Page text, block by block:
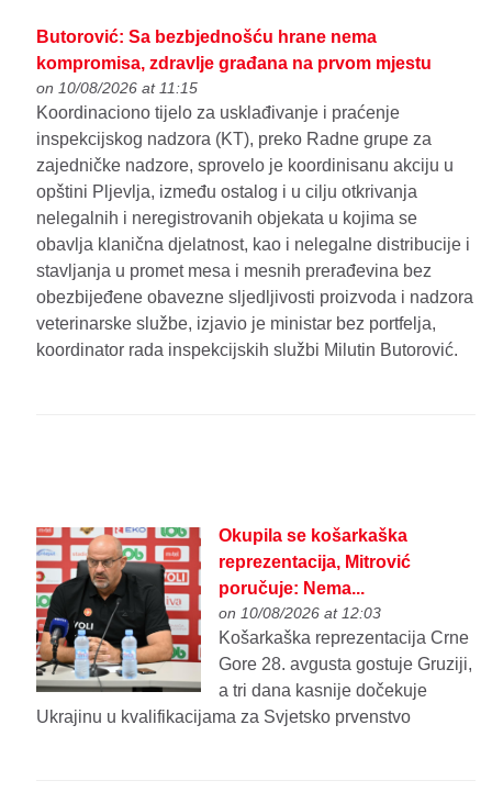
Butorović: Sa bezbjednošću hrane nema
kompromisa, zdravlje građana na prvom mjestu
on 10/08/2026 at 11:15
Koordinaciono tijelo za usklađivanje i praćenje
inspekcijskog nadzora (KT), preko Radne grupe za
zajedničke nadzore, sprovelo je koordinisanu akciju u
opštini Pljevlja, između ostalog i u cilju otkrivanja
nelegalnih i neregistrovanih objekata u kojima se
obavlja klanična djelatnost, kao i nelegalne distribucije i
stavljanja u promet mesa i mesnih prerađevina bez
obezbijeđene obavezne sljedljivosti proizvoda i nadzora
veterinarske službe, izjavio je ministar bez portfelja,
koordinator rada inspekcijskih službi Milutin Butorović.
Okupila se košarkaška
reprezentacija, Mitrović
poručuje: Nema...
on 10/08/2026 at 12:03
Košarkaška reprezentacija Crne
Gore 28. avgusta gostuje Gruziji,
a tri dana kasnije dočekuje
Ukrajinu u kvalifikacijama za Svjetsko prvenstvo